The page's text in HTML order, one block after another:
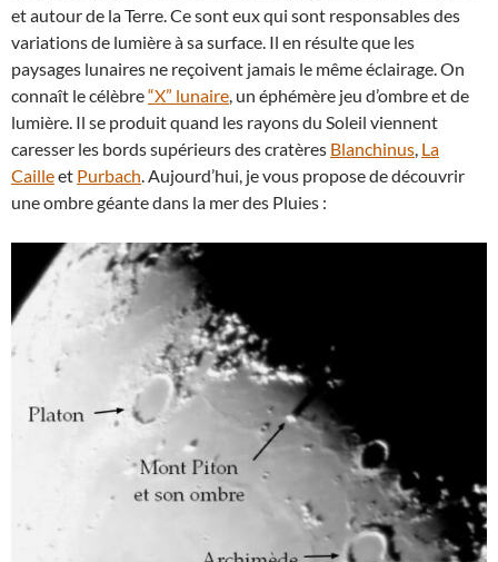
et autour de la Terre. Ce sont eux qui sont responsables des
variations de lumière à sa surface. Il en résulte que les
paysages lunaires ne reçoivent jamais le même éclairage. On
connaît le célèbre“X” lunaire , un éphémère jeu d’ombre et de
lumière. Il se produit quand les rayons du Soleil viennent
caresser les bords supérieurs des cratères Blanchinus La
Cailleet Purbach . Aujourd’hui, je vous propose de découvrir
une ombre géante dans la mer des Pluies :